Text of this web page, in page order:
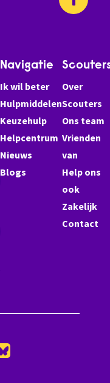
Navigatie
Ik wil beter
Hulpmiddelen
Keuzehulp
Helpcentrum
Nieuws
Blogs
Over
Scouters
Ons team
Vrienden
van
Help ons
ook
Zakelijk
Contact